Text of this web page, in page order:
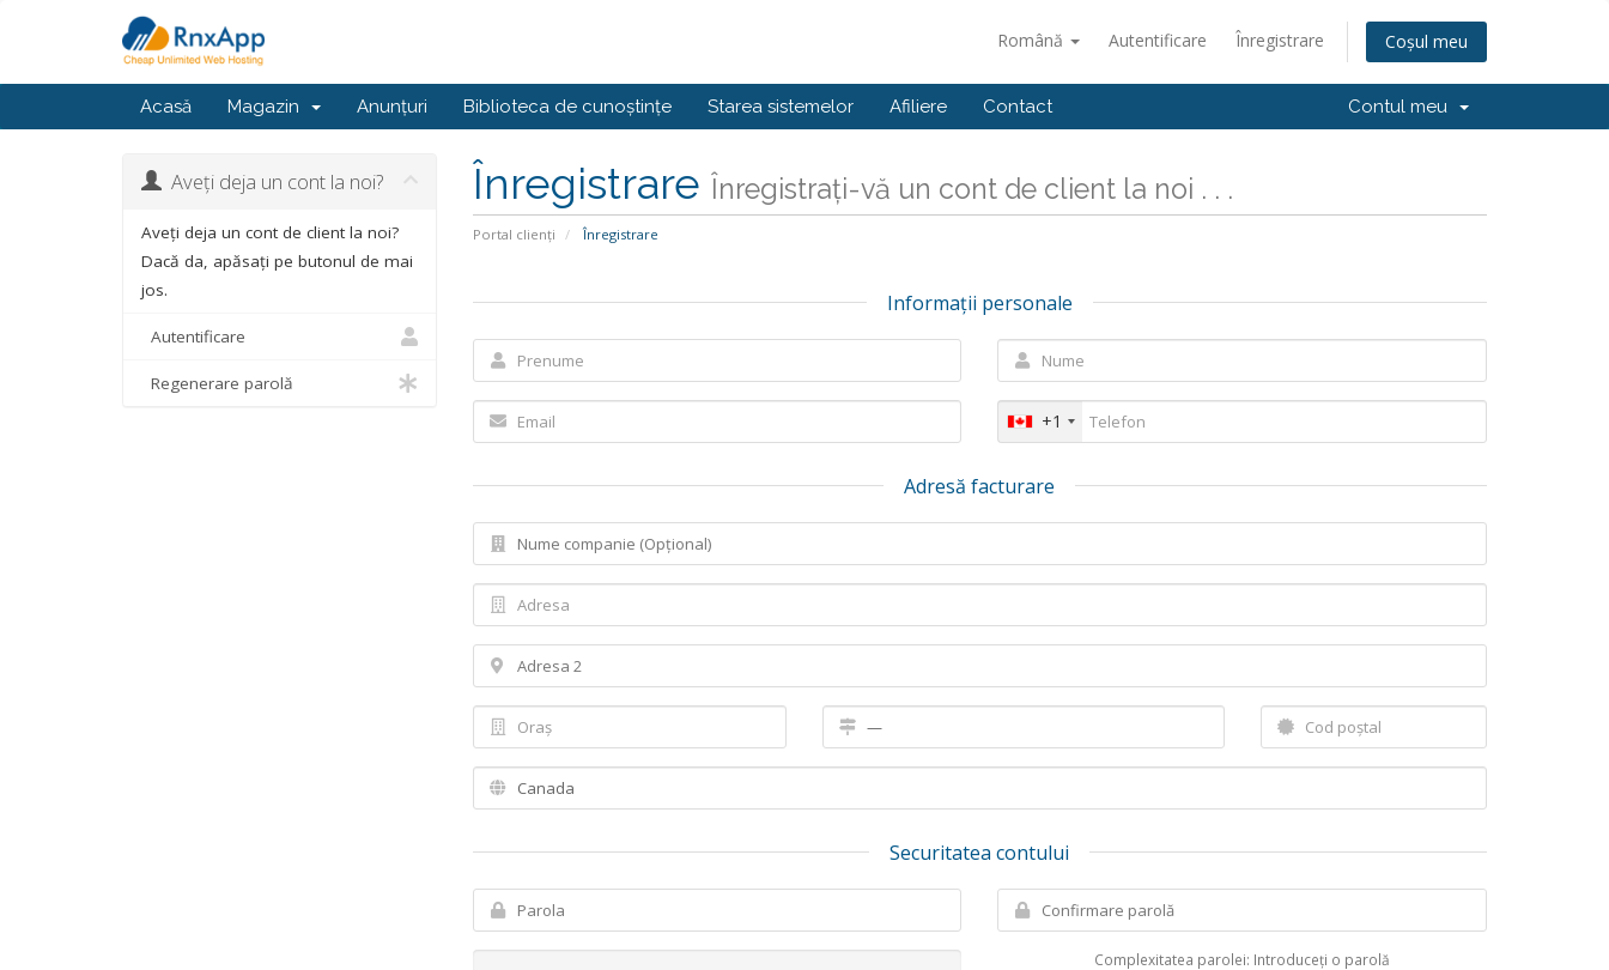
Română Autentificare Înregistrare Coșul meu
Acasă Magazin Anunțuri Biblioteca de cunoștințe Starea sistemelor Afiliere Contact Contul meu
Înregistrare Înregistrați-vă un cont de client la noi . . .
Portal clienți Înregistrare
Aveți deja un cont la noi?
Aveți deja un cont de client la noi?
Dacă da, apăsați pe butonul de mai
jos.
Autentificare
Regenerare parolă
Informații personale
+1
Adresă facturare
Securitatea contului
Complexitatea parolei: Introduceți o parolă